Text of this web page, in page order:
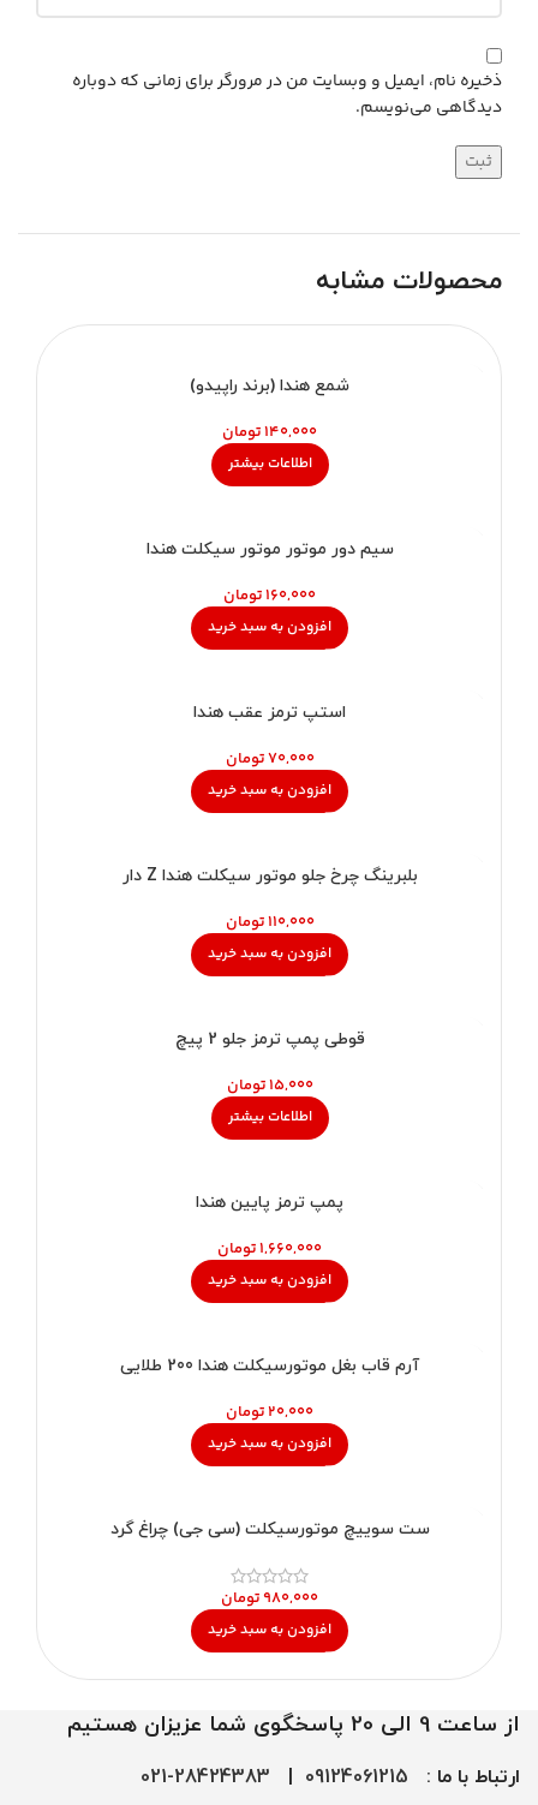
ذخیره نام، ایمیل و وبسایت من در مرورگر برای زمانی که دوباره
دیدگاهی می‌نویسم.
محصولات مشابه
شمع هندا (برند راپیدو)
تومان
اطلاعات بیشتر
سیم دور موتور موتور سیکلت هندا
تومان
افزودن به سبد خرید
استپ ترمز عقب هندا
تومان
افزودن به سبد خرید
بلبرینگ چرخ جلو موتور سیکلت هندا Z دار
تومان
افزودن به سبد خرید
قوطی پمپ ترمز جلو 2 پیچ
تومان
اطلاعات بیشتر
پمپ ترمز پایین هندا
تومان
افزودن به سبد خرید
آرم قاب بغل موتورسیکلت هندا 200 طلایی
تومان
افزودن به سبد خرید
ست سوییچ موتورسیکلت (سی جی) چراغ گرد
تومان
افزودن به سبد خرید
از ساعت 9 الی 20 پاسخگوی شما عزیزان هستیم
ارتباط با ما : 09124061215
|
28424383-021